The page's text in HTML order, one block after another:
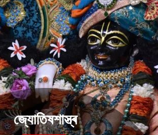
জ্যোতিষশাস্ত্ৰ